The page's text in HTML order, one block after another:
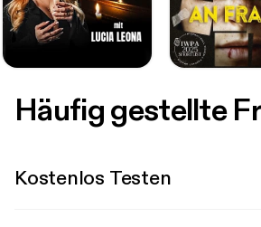
Häufig gestellte
Kostenlos Testen